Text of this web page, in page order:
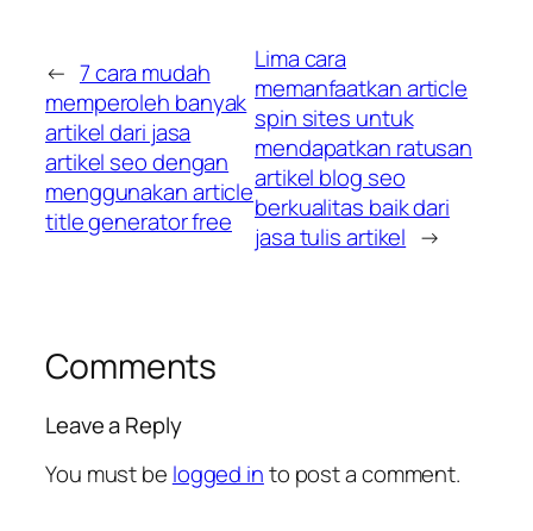
← 7 cara mudah
memperoleh banyak
artikel dari jasa
artikel seo dengan
menggunakan article
title generator free
Lima cara
memanfaatkan article
spin sites untuk
mendapatkan ratusan
artikel blog seo
berkualitas baik dari
jasa tulis artikel →
Comments
Leave a Reply
You must be logged into post a comment.